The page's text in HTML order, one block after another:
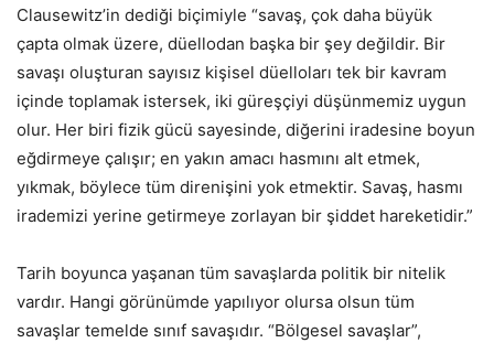
Clausewitz’in dediği biçimiyle “savaş, çok daha büyük
çapta olmak üzere, düellodan başka bir şey değildir. Bir
savaşı oluşturan sayısız kişisel düelloları tek bir kavram
içinde toplamak istersek, iki güreşçiyi düşünmemiz uygun
olur. Her biri fizik gücü sayesinde, diğerini iradesine boyun
eğdirmeye çalışır; en yakın amacı hasmını alt etmek,
yıkmak, böylece tüm direnişini yok etmektir. Savaş, hasmı
irademizi yerine getirmeye zorlayan bir şiddet hareketidir.”
Tarih boyunca yaşanan tüm savaşlarda politik bir nitelik
vardır. Hangi görünümde yapılıyor olursa olsun tüm
savaşlar temelde sınıf savaşıdır. “Bölgesel savaşlar”,